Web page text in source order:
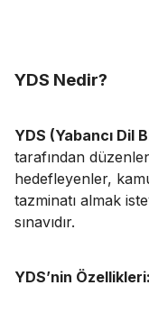
YDS Nedir?
YDS (Yabancı Dil
tarafından
hedefleyenler,
tazminatı almak
sınavıdır.
YDS’nin Özellikleri: